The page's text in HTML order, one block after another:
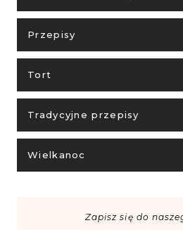
Przepisy
Tort
Tradycyjne przepisy
Wielkanoc
Zapisz się do